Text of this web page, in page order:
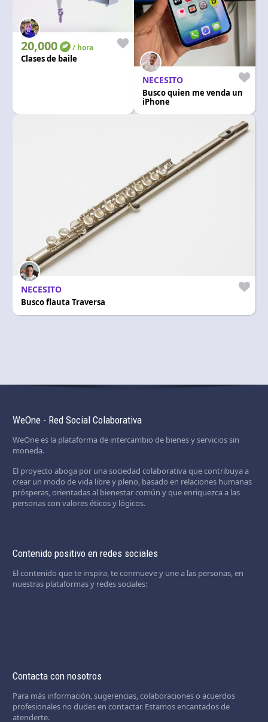
20,000 / hora
Clases de baile
NECESITO
Busco quien me venda un
iPhone
NECESITO
Busco flauta Traversa
WeOne - Red Social Colaborativa
WeOne es la plataforma de intercambio de bienes y servicios sin
moneda.
El proyecto aboga por una sociedad colaborativa que contribuya a
crear un modo de vida libre y pleno, basado en relaciones humanas
prósperas, orientadas al bienestar común y que enriquezca a las
personas con valores éticos y lógicos.
Contenido positivo en redes sociales
El contenido que te inspira, te conmueve y une a las personas, en
nuestras plataformas y redes sociales:
Contacta con nosotros
Para más información, sugerencias, colaboraciones o acuerdos
profesionales no dudes en contactar. Estamos encantados de
atenderte.